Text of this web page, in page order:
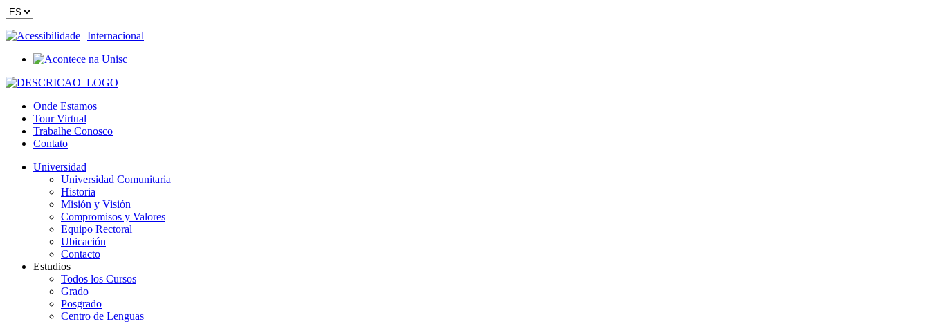
Acessibilidade Internacional
Onde Estamos
Tour Virtual
Trabalhe Conosco
Contato
Universidad
Universidad Comunitaria
Historia
Misión y Visión
Compromisos y Valores
Equipo Rectoral
Ubicación
Contacto
Estudios
Todos los Cursos
Grado
Posgrado
Centro de Lenguas